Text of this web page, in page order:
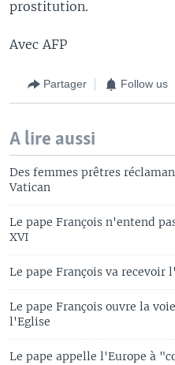
prostitution.
Avec AFP
Partager Follow us
A lire aussi
Des femmes prêtres
Vatican
Le pape François n'entend
XVI
Le pape François va
Le pape François ouvre la
l'Eglise
Le pape appelle l'Europe à